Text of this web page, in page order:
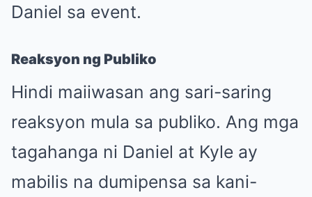
Daniel sa event.
Reaksyon ng Publiko
Hindi maiiwasan ang sari-saring
reaksyon mula sa publiko. Ang mga
tagahanga ni Daniel at Kyle ay
mabilis na dumipensa sa kani-